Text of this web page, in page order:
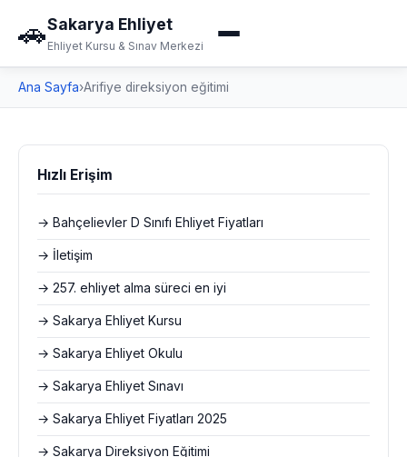
🚗Sakarya Ehliyet
Ehliyet Kursu & Sınav Merkezi
Ana Sayfa›Arifiye direksiyon eğitimi
Hızlı Erişim
→ Bahçelievler D Sınıfı Ehliyet Fiyatları
→ İletişim
→ 257. ehliyet alma süreci en iyi
→ Sakarya Ehliyet Kursu
→ Sakarya Ehliyet Okulu
→ Sakarya Ehliyet Sınavı
→ Sakarya Ehliyet Fiyatları 2025
→ Sakarya Direksiyon Eğitimi